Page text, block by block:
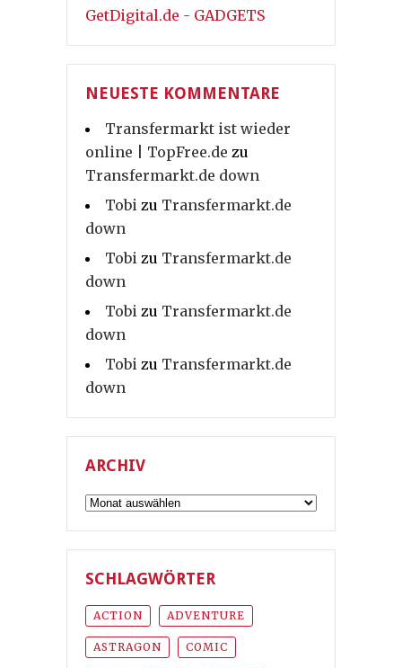
GetDigital.de - GADGETS
NEUESTE KOMMENTARE
Transfermarkt ist wieder
online | TopFree.de zu
Transfermarkt.de down
Tobi zu Transfermarkt.de
down
Tobi zu Transfermarkt.de
down
Tobi zu Transfermarkt.de
down
Tobi zu Transfermarkt.de
down
ARCHIV
Archiv
SCHLAGWÖRTER
ACTION ADVENTURE
ASTRAGON COMIC